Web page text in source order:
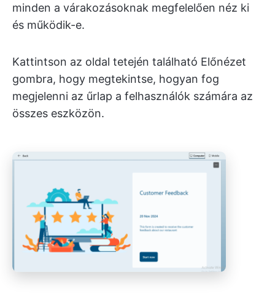
minden a várakozásoknak megfelelően néz ki
és működik-e.
Kattintson az oldal tetején található Előnézet
gombra, hogy megtekintse, hogyan fog
megjelenni az űrlap a felhasználók számára az
összes eszközön.